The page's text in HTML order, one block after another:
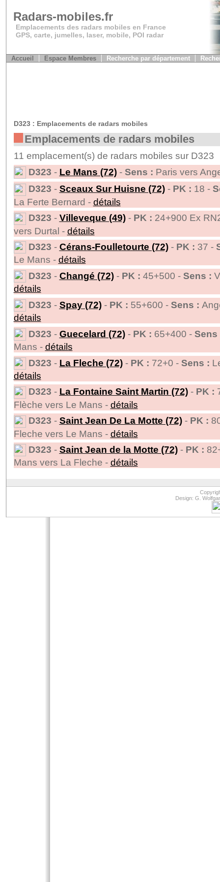
Radars-mobiles.fr
Emplacements des radars mobiles en France
GPS, carte, jumelles, laser, mobile, POI radar
Accueil Espace Membres Recherche par département
D323 : Emplacements de radars mobiles
Emplacements de radars mobiles
11 emplacement(s) de radars mobiles sur D323
D323 - Le Mans (72)- Sens : Paris vers
D323 - Sceaux Sur Huisne (72)- PK : 18 -
La Ferte Bernard - détails
D323 - Villeveque (49)- PK : 24+900 Ex
vers Durtal - détails
D323 - Cérans-Foulletourte (72)- PK : 37 -
Le Mans - détails
D323 - Changé (72)- PK : 45+500 - Sens :
détails
D323 - Spay (72)- PK : 55+600 - Sens :
détails
D323 - Guecelard (72)- PK : 65+400 -
Mans - détails
D323 - La Fleche (72)- PK : 72+0 - Sens :
détails
D323 - La Fontaine Saint Martin (72)- PK :
Flèche vers Le Mans - détails
D323 - Saint Jean De La Motte (72)- PK :
Fleche vers Le Mans - détails
D323 - Saint Jean de la Motte (72)- PK :
Mans vers La Fleche - détails
Design: G.